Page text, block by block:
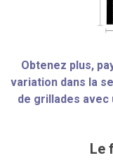
Obtenez plus,
variation dans la
de grillades avec
Le